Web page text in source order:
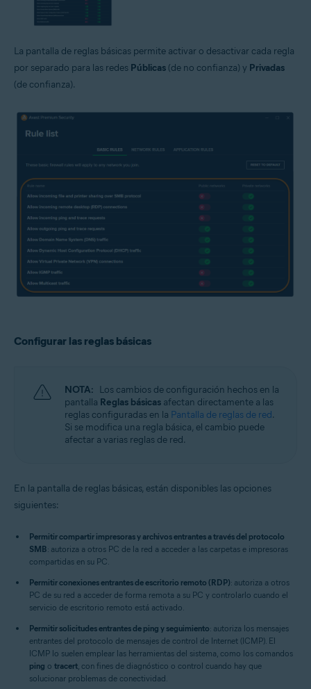
La pantalla de reglas básicas permite activar o desactivar cada regla
por separado para las redes Públicas (de no confianza) y Privadas
(de confianza).
Configurar las reglas básicas
NOTA: Los cambios de configuración hechos en la
pantalla Reglas básicas afectan directamente a las
reglas configuradas en la Pantalla de reglas de red.
Si se modifica una regla básica, el cambio puede
afectar a varias reglas de red.
En la pantalla de reglas básicas, están disponibles las opciones
siguientes:
Permitir compartir impresoras y archivos entrantes a través del protocolo
SMB: autoriza a otros PC de la red a acceder a las carpetas e impresoras
compartidas en su PC.
Permitir conexiones entrantes de escritorio remoto (RDP): autoriza a otros
PC de su red a acceder de forma remota a su PC y controlarlo cuando el
servicio de escritorio remoto está activado.
Permitir solicitudes entrantes de ping y seguimiento: autoriza los mensajes
entrantes del protocolo de mensajes de control de Internet (ICMP). El
ICMP lo suelen emplear las herramientas del sistema, como los comandos
ping o tracert, con fines de diagnóstico o control cuando hay que
solucionar problemas de conectividad.